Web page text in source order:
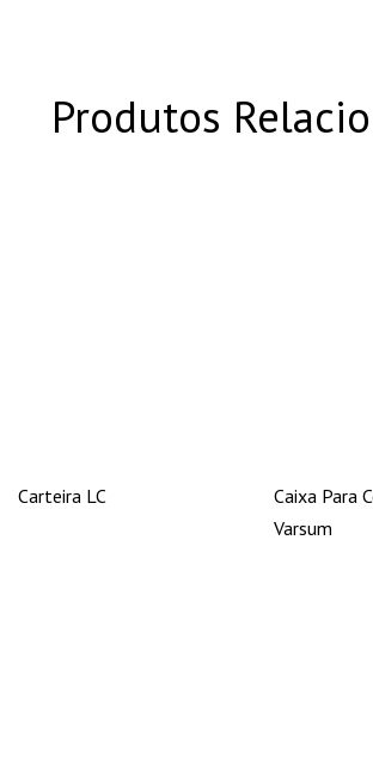
Produtos
Carteira LC
Caixa Para
Varsum